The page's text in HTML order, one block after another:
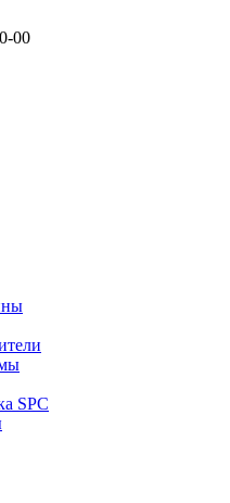
00
SPC